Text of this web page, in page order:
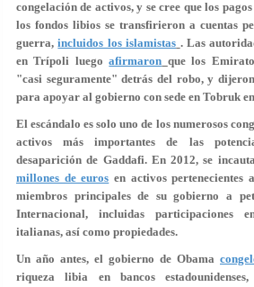
congelación de activos, y se cree que los
los fondos libios se transfirieron a cuentas
guerra,incluidos los islamistas . Las
en Trípoli luegoafirmaron que los
"casi seguramente" detrás del robo, y
para apoyar al gobierno con sede en Tobruk
El escándalo es solo uno de los numerosos
activos más importantes de las
desaparición de Gaddafi. En 2012, se
millones de euros en activos
miembros principales de su gobierno a
Internacional, incluidas participaciones
italianas, así como propiedades.
Un año antes, el gobierno de Obama
riqueza libia en bancos